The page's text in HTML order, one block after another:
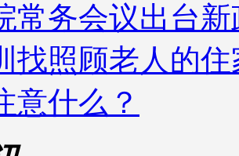
常务会议出台
找照顾老人的
意什么？